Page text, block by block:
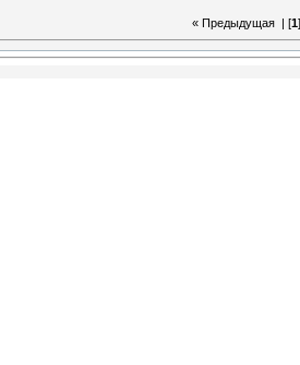
« Предыдущая| [1